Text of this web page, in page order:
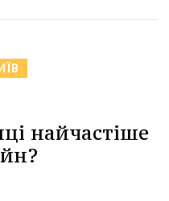
найчастіше